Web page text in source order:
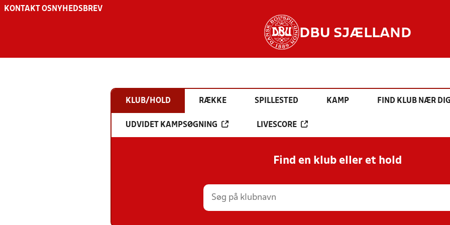
KONTAKT OS NYHEDSBREV
DBU SJÆLLAND
KLUB/HOLD RÆKKE SPILLESTED KAMP FIND KLUB NÆR DIG
UDVIDET KAMPSØGNING LIVESCORE
Find en klub eller et hold